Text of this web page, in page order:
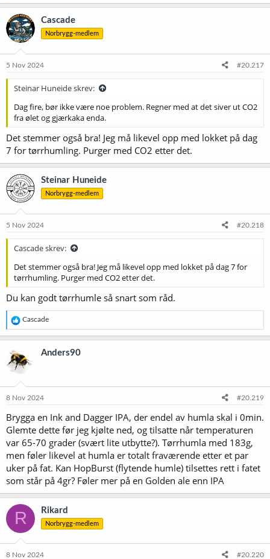
a
k
s
j
o
e
Cascade
Norbrygg-medlem
5 Nov 2024 #20.217
Steinar Huneide skrev:
Dag fire, bør ikke være noe problem. Regner med at det siver ut CO2
fra ølet og gjærkaka enda.
Det stemmer også bra! Jeg må likevel opp med lokket på dag
7 for tørrhumling. Purger med CO2 etter det.
Steinar Huneide
Norbrygg-medlem
5 Nov 2024 #20.218
Cascade skrev:
Det stemmer også bra! Jeg må likevel opp med lokket på dag 7 for
tørrhumling. Purger med CO2 etter det.
Du kan godt tørrhumle så snart som råd.
R
e
a
s
j
e
:
Cascade
Anders90
8 Nov 2024 #20.219
Brygga en Ink and Dagger IPA, der endel av humla skal i 0min.
Glemte dette før jeg kjølte ned, og tilsatte når temperaturen
var 65-70 grader (svært lite utbytte?). Tørrhumla med 183g,
men føler likevel at humla er totalt fraværende etter et par
uker på fat. Kan HopBurst (flytende humle) tilsettes rett i fatet
som står på 4gr? Føler mer på en Golden ale enn IPA
R Rikard
Norbrygg-medlem
8 Nov 2024 #20.220